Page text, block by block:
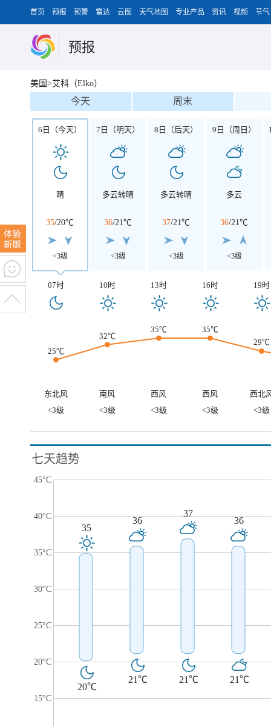
首页 预报 预警 雷达 云图 天气地图 专业产品 资讯 视频 节气
预报
美国>艾科（Elko）
今天 周末
6日（今天）
晴
35/20℃
<3级
7日（明天）
多云转晴
36/21℃
<3级
8日（后天）
多云转晴
37/21℃
<3级
9日（周日）
多云
36/21℃
<3级
07时 10时 13时 16时 19时
25℃
32℃
35℃
35℃
29℃
东北风 南风 西风 西风
西北
<3级
<3级 <3级 <3级 <3级
七天趋势
45°C
40°C
35°C
30°C
25°C
20°C
15°C
35
20℃
36
21℃
37
21℃
36
21℃